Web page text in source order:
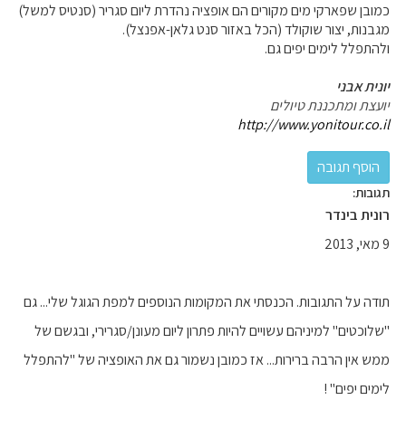
כמובן שפארקי מים מקורים הם אופציה נהדרת ליום סגריר (סנטיס למשל)
מגבנות, יצור שוקולד (הכל באזור סנט גלאן-אפנצל).
ולהתפלל לימים יפים גם.
יונית אבני
יועצת ומתכננת טיולים
http://www.yonitour.co.il
תגובות:
רונית בינדר
9 מאי, 2013
תודה על התגובות. הכנסתי את המקומות הנוספים למפת הגוגל שלי... גם
"שלוכטים" למיניהם עשויים להיות פתרון ליום מעונן/סגרירי, ובגשם של
ממש אין הרבה ברירות... אז כמובן נשמור גם את האופציה של "להתפלל
לימים יפים" !